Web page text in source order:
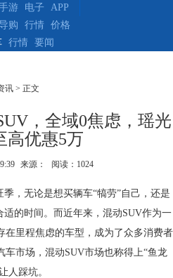
游 电子
APP
购 行情
价格
行情 要闻
讯 > 正文
，全域0焦虑，瑶光
高优惠5万
来源： 阅读：1024
，无论是想买辆车“犒劳”自己，还是
适的时间。而近年来，混动SUV作为一
在里程焦虑的车型，成为了众多消费者
车市场，混动SUV市场也称得上“鱼龙
人踩坑。